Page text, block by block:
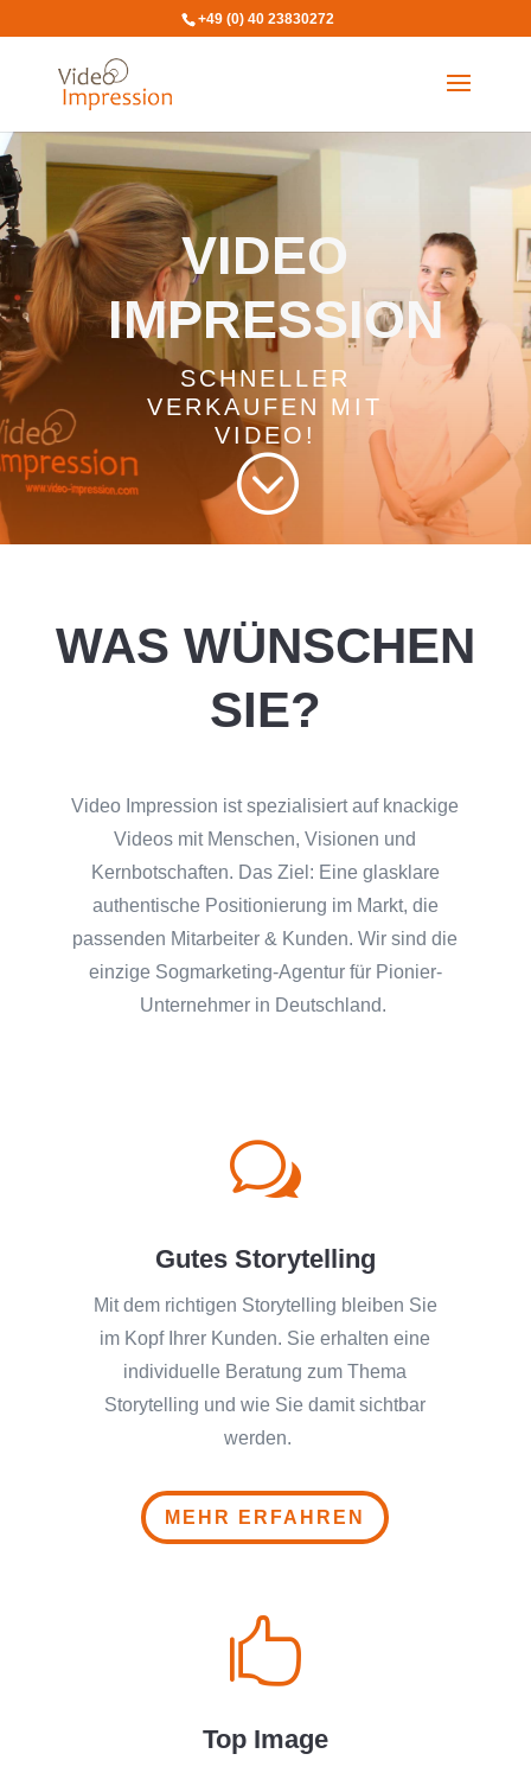
+49 (0) 40 23830272
VIDEO
IMPRESSION
SCHNELLER
VERKAUFEN MIT
VIDEO!
;
WAS WÜNSCHEN
SIE?
Video Impression ist spezialisiert auf knackige
Videos mit Menschen, Visionen und
Kernbotschaften. Das Ziel: Eine glasklare
authentische Positionierung im Markt, die
passenden Mitarbeiter & Kunden. Wir sind die
einzige Sogmarketing-Agentur für Pionier-
Unternehmer in Deutschland.
w
Gutes Storytelling
Mit dem richtigen Storytelling bleiben Sie
im Kopf Ihrer Kunden. Sie erhalten eine
individuelle Beratung zum Thema
Storytelling und wie Sie damit sichtbar
werden.
MEHR ERFAHREN

Top Image